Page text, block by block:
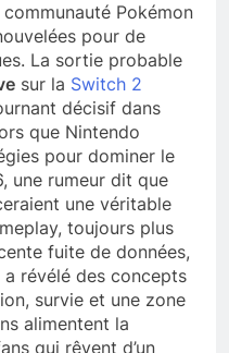
Pokémon
pour de
La sortie probable
sur la Switch 2
décisif dans
que Nintendo
pour dominer le
une rumeur dit que
une véritable
toujours plus
fuite de données,
révélé des concepts
survie et une zone
alimentent la
qui rêvent d’un